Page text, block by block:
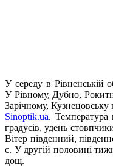
У середу в Рівненській
У Рівному, Дубно,
Зарічному, Кузнецовську
Sinoptik.ua. Температура
градусів, удень
Вітер південний,
с. У другій половині
дощ.